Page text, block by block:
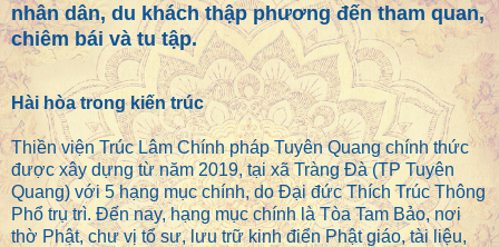
nhân dân, du khách thập phương đến tham quan,
chiêm bái và tu tập.
Hài hòa trong kiến trúc
Thiền viện Trúc Lâm Chính pháp Tuyên Quang chính thức
được xây dựng từ năm 2019, tại xã Tràng Đà (TP Tuyên
Quang) với 5 hạng mục chính, do Đại đức Thích Trúc Thông
Phổ trụ trì. Đến nay, hạng mục chính là Tòa Tam Bảo, nơi
thờ Phật, chư vị tổ sư, lưu trữ kinh điển Phật giáo, tài liệu,